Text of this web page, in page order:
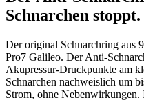
Schnarchen stoppt.
Der original Schnarchring aus
Pro7 Galileo. Der Anti-
Akupressur-Druckpunkte am
Schnarchen nachweislich um
Strom, ohne